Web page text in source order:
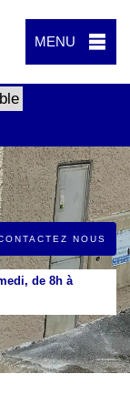
MENU
NOUS
de 8h à